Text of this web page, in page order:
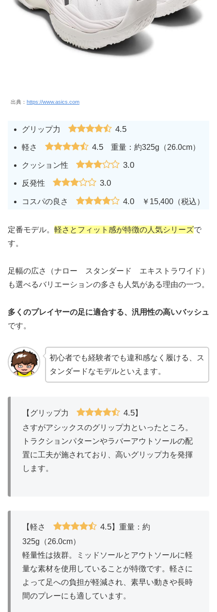
出典： https://www.asics.com
グリップ力 4.5
軽さ 4.5 重量：約325g（26.0cm）
クッション性 3.0
反発性 3.0
コスパの良さ 4.0 ￥15,400（税込）
定番モデル。 軽さとフィット感が特徴の人気シリーズで
す。
足幅の広さ（ナロー スタンダード エキストラワイド）
も選べるバリエーションの多さも人気がある理由の一つ。
多くのプレイヤーの足に適合する、汎用性の高いバッシュ
です。
初心者でも経験者でも違和感なく履ける、ス
タンダードなモデルといえます。
【グリップ力 4.5】
さすがアシックスのグリップ力といったところ。
トラクションパターンやラバーアウトソールの配
置に工夫が施されており、高いグリップ力を発揮
します。
【軽さ 4.5】重量：約
325g（26.0cm）
軽量性は抜群。ミッドソールとアウトソールに軽
量な素材を使用していることが特徴です。軽さに
よって足への負担が軽減され、素早い動きや長時
間のプレーにも適しています。